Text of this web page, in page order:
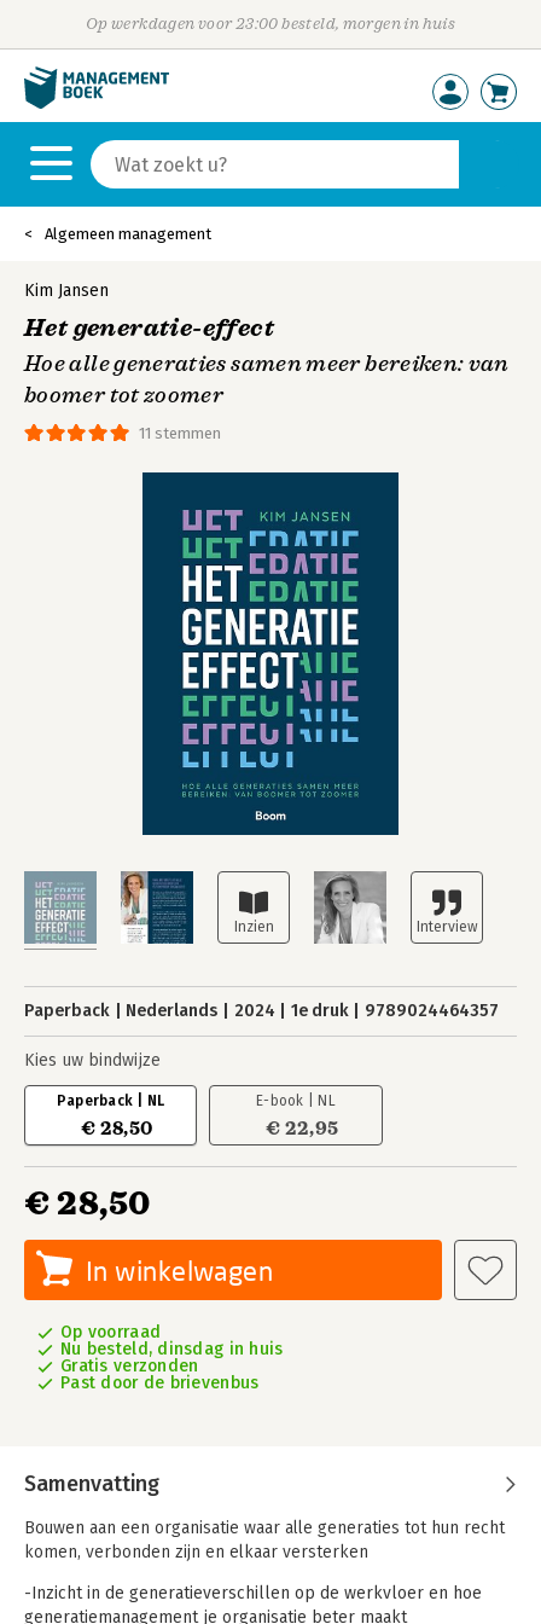
Op werkdagen voor 23:00 besteld, morgen in huis
Algemeen management
11 stemmen
Kim Jansen
Het generatie-effect
Hoe alle generaties samen meer bereiken: van
boomer tot zoomer
Paperback Nederlands 2024 1e druk 9789024464357
Kies uw bindwijze
Paperback | NL
€ 28,50
E-book | NL
€ 22,95
€ 28,50
In winkelwagen
Op voorraad
Nu besteld, dinsdag in huis
Gratis verzonden
Past door de brievenbus
Samenvatting
Bouwen aan een organisatie waar alle generaties tot hun recht
komen, verbonden zijn en elkaar versterken
-Inzicht in de generatieverschillen op de werkvloer en hoe
generatiemanagement je organisatie beter maakt